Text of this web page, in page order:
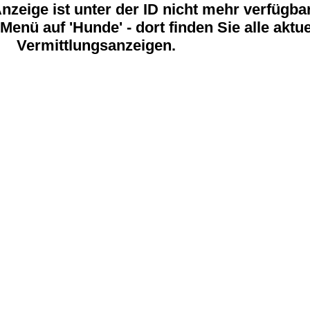
ist unter der ID nicht mehr
auf 'Hunde' - dort finden Sie alle
Vermittlungsanzeigen.